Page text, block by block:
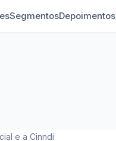
SegmentosDepoimentos
e a Cinndi